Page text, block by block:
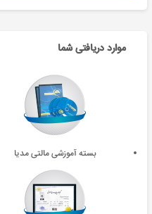
موارد دریافتی شما
بسته آموزشی مالتی مدیا